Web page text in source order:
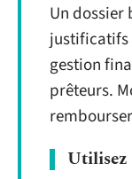
Un dossier
justificatifs
gestion
prêteurs.
Utilisez